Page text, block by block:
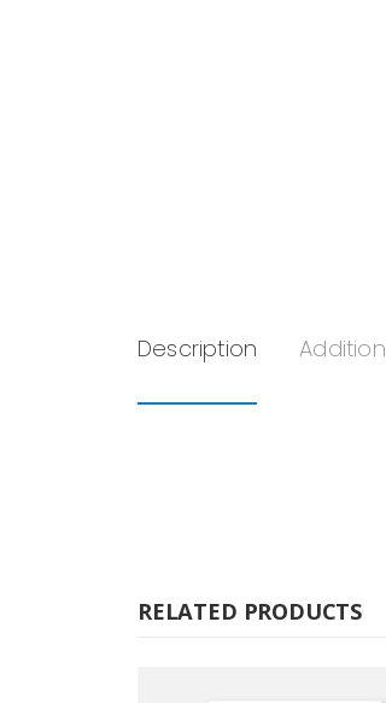
Description
RELATED PRODUCTS